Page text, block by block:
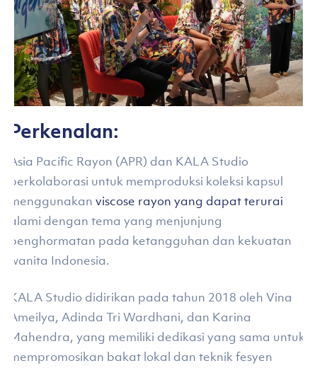
Perkenalan:
Asia Pacific Rayon (APR) dan KALA Studio
berkolaborasi untuk memproduksi koleksi kapsul
menggunakanviscose rayon yang dapat terurai
alami dengan tema yang menjunjung
penghormatan pada ketangguhan dan kekuatan
wanita Indonesia.
KALA Studio didirikan pada tahun 2018 oleh Vina
Ameilya, Adinda Tri Wardhani, dan Karina
Mahendra, yang memiliki dedikasi yang sama untuk
mempromosikan bakat lokal dan teknik fesyen